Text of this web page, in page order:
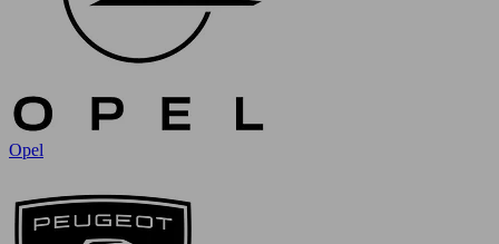
Opel